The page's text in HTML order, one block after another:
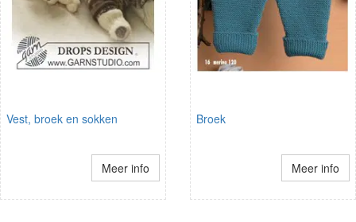
Vest, broek en sokken
Meer info
Broek
Meer info